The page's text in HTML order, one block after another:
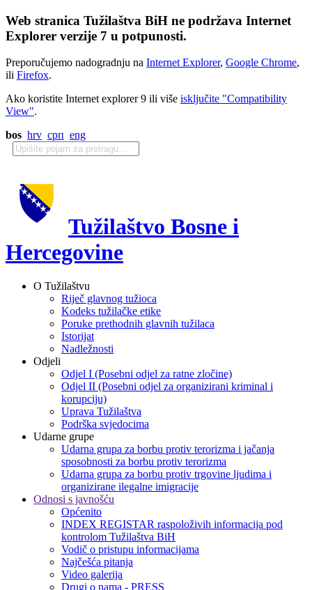
Web stranica Tužilaštva BiH ne podržava Internet
Explorer verzije 7 u potpunosti.
Preporučujemo nadogradnju na Internet Explorer, Google Chrome,
ili Firefox.
Ako koristite Internet explorer 9 ili više isključite "Compatibility
View".
bos hrv срп eng
Tužilaštvo Bosne i
Hercegovine
O Tužilaštvu
Riječ glavnog tužioca
Kodeks tužilačke etike
Poruke prethodnih glavnih tužilaca
Istorijat
Nadležnosti
Odjeli
Odjel I (Posebni odjel za ratne zločine)
Odjel II (Posebni odjel za organizirani kriminal i
korupciju)
Uprava Tužilaštva
Podrška svjedocima
Udarne grupe
Udarna grupa za borbu protiv terorizma i jačanja
sposobnosti za borbu protiv terorizma
Udarna grupa za borbu protiv trgovine ljudima i
organizirane ilegalne imigracije
Odnosi s javnošću
Općenito
INDEX REGISTAR raspoloživih informacija pod
kontrolom Tužilaštva BiH
Vodič o pristupu informacijama
Najčešća pitanja
Video galerija
Drugi o nama - PRESS